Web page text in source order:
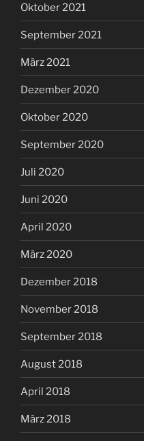
Oktober 2021
September 2021
März 2021
Dezember 2020
Oktober 2020
September 2020
Juli 2020
Juni 2020
April 2020
März 2020
Dezember 2018
November 2018
September 2018
August 2018
April 2018
März 2018